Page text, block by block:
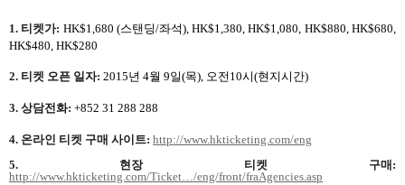
1. 티켓가: HK$1,680 (스탠딩/좌석), HK$1,380, HK$1,080, HK$880, HK$680,
HK$480, HK$280
2. 티켓 오픈 일자: 2015년 4월 9일(목), 오전 10시(현지시간)
3. 상담전화: +852 31 288 288
4. 온라인 티켓 구매 사이트: http://www.hkticketing.com/eng
5. 현장 티켓 구매 :
http://www.hkticketing.com/Ticket…/eng/front/fraAgencies.asp